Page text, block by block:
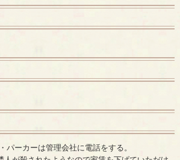
ーカーは管理会社に電話をする。